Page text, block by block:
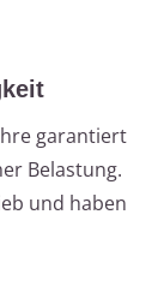
garantiert
Belastung.
und haben